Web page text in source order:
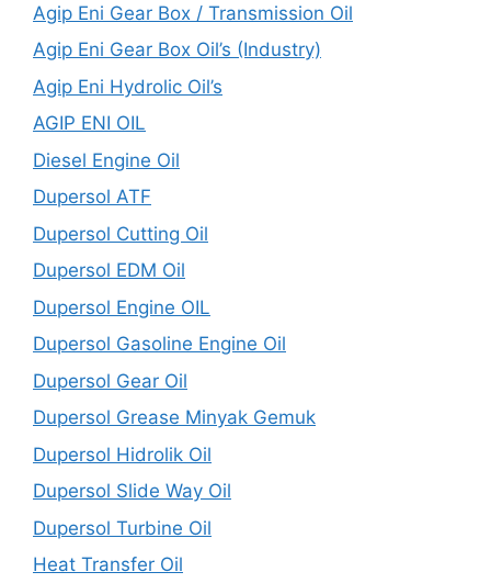
Agip Eni Gear Box / Transmission Oil
Agip Eni Gear Box Oil’s (Industry)
Agip Eni Hydrolic Oil’s
AGIP ENI OIL
Diesel Engine Oil
Dupersol ATF
Dupersol Cutting Oil
Dupersol EDM Oil
Dupersol Engine OIL
Dupersol Gasoline Engine Oil
Dupersol Gear Oil
Dupersol Grease Minyak Gemuk
Dupersol Hidrolik Oil
Dupersol Slide Way Oil
Dupersol Turbine Oil
Heat Transfer Oil